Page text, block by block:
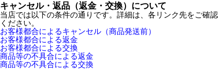
キャンセル・返品（返金・交換）について
当店では以下の条件の通りです。詳細は、各リンク先をご確認
ください。
お客様都合によるキャンセル（商品発送前）
お客様都合による返金
お客様都合による交換
商品等の不具合による返金
商品等の不具合による交換